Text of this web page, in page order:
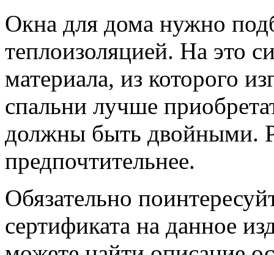
Окна для дома нужно
теплоизоляцией. На это
материала, из которого
спальни лучше
должны быть двойными.
предпочтительнее.
Обязательно
сертификата на данное